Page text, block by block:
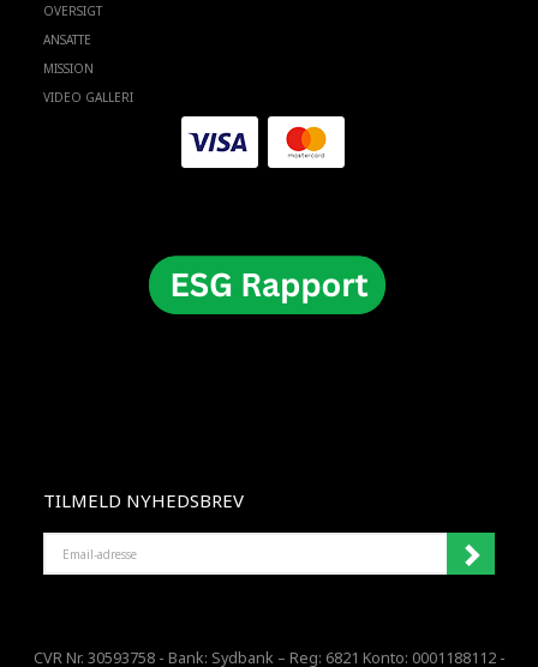
OVERSIGT
ANSATTE
MISSION
VIDEO GALLERI
TILMELD NYHEDSBREV
ADRESSE
CVR Nr. 30593758 - Bank: Sydbank – Reg: 6821 Konto: 0001188112 -